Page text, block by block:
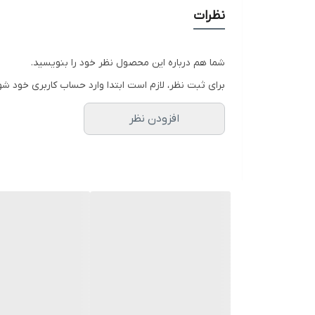
نظرات
شما هم درباره این محصول نظر خود را بنویسید.
برای ثبت نظر، لازم است ابتدا وارد حساب کاربری خود
افزودن نظر